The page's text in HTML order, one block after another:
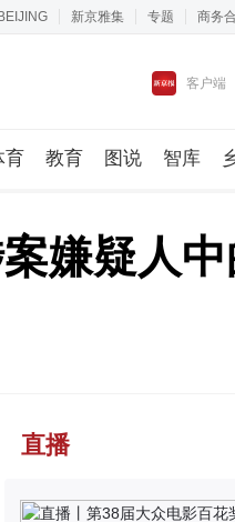
新京雅集 专题 商务
客户端
育 教育 图说 智库
嫌疑人
直播